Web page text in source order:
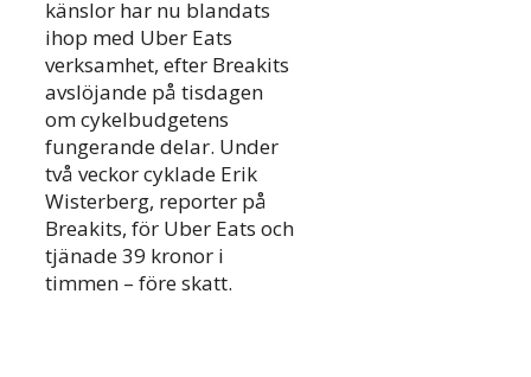
känslor har nu blandats
ihop med Uber Eats
verksamhet, efter Breakits
avslöjande på tisdagen
om cykelbudgetens
fungerande delar. Under
två veckor cyklade Erik
Wisterberg, reporter på
Breakits, för Uber Eats och
tjänade 39 kronor i
timmen – före skatt.